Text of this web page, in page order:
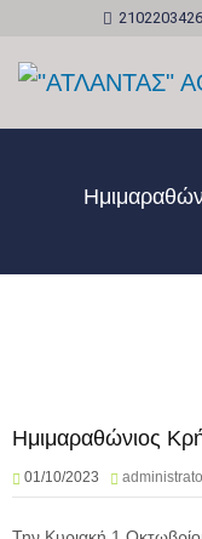
2102203426
Ημιμαραθώνιος
01/10/2023